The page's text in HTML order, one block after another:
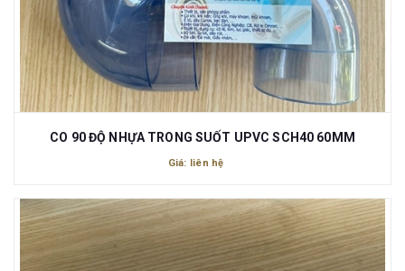
CO 90 ĐỘ NHỰA TRONG SUỐT UPVC SCH40 60MM
Giá: liên hệ